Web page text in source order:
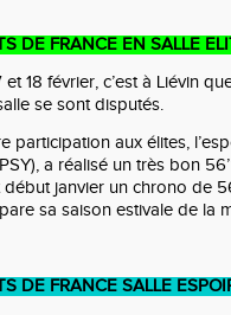
DE FRANCE EN SALLE
18 février, c’est à Liévin
se sont disputés.
participation aux élites,
a réalisé un très bon
janvier un chrono de
sa saison estivale de la
DE FRANCE SALLE